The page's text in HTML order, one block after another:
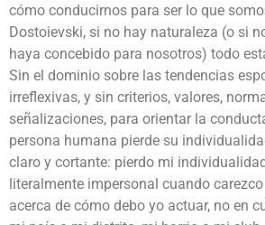
cómo conducirnos para ser lo que
Dostoievski, si no hay naturaleza (o si
haya concebido para nosotros) todo
Sin el dominio sobre las tendencias
irreflexivas, y sin criterios, valores,
señalizaciones, para orientar la
persona humana pierde su
claro y cortante: pierdo mi
literalmente impersonal cuando
acerca de cómo debo yo actuar, no en